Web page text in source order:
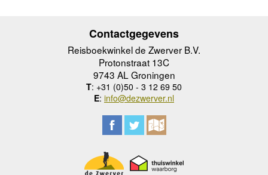
Contactgegevens
Reisboekwinkel de Zwerver B.V.
Protonstraat 13C
9743 AL Groningen
T: +31 (0)50 - 3 12 69 50
E: info@dezwerver.nl